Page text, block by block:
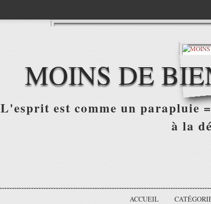
MOINS DE
L'esprit est comme un parapluie
à la
ACCUEIL